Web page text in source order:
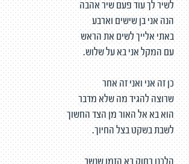
לשיר לך עוד פעם שיר אהבה
הנה אני בן שישים וארבע
באתי אלייך לשים את הראש
עם המקל אני בא על שלוש.
כן זה אני ואני זה אחר
שרוצה להגיד מה שלא מדבר
הוא בא אל האור מן הצד החשוך
לשבת בשקט בצל החיוך.